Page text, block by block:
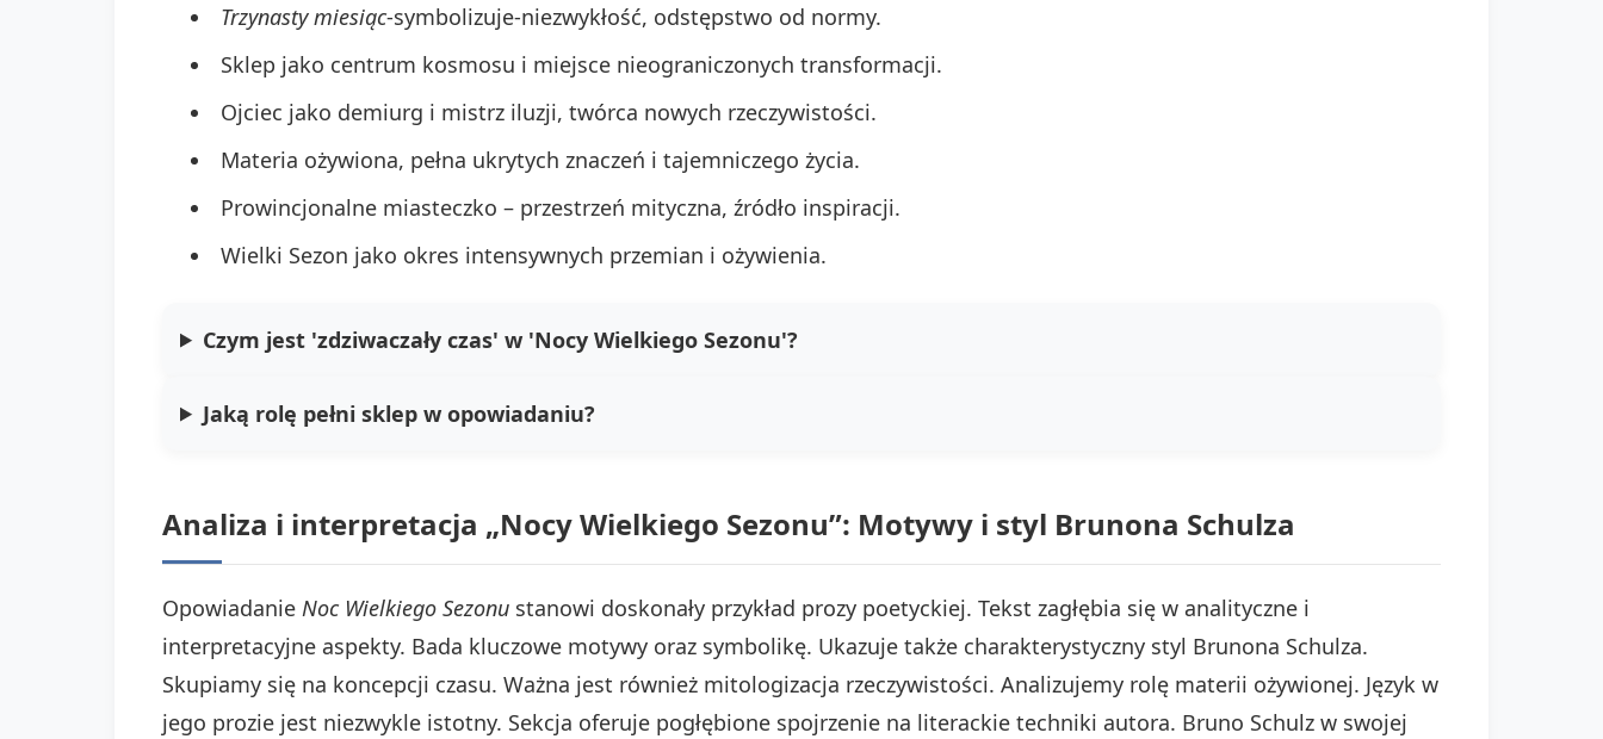
Trzynasty miesiąc-symbolizuje-niezwykłość, odstępstwo od normy.
Sklep jako centrum kosmosu i miejsce nieograniczonych transformacji.
Ojciec jako demiurg i mistrz iluzji, twórca nowych rzeczywistości.
Materia ożywiona, pełna ukrytych znaczeń i tajemniczego życia.
Prowincjonalne miasteczko – przestrzeń mityczna, źródło inspiracji.
Wielki Sezon jako okres intensywnych przemian i ożywienia.
Czym jest 'zdziwaczały czas' w 'Nocy Wielkiego Sezonu'?
Jaką rolę pełni sklep w opowiadaniu?
Analiza i interpretacja „Nocy Wielkiego Sezonu”: Motywy i styl Brunona Schulza
Opowiadanie Noc Wielkiego Sezonu stanowi doskonały przykład prozy poetyckiej. Tekst zagłębia się w analityczne i
interpretacyjne aspekty. Bada kluczowe motywy oraz symbolikę. Ukazuje także charakterystyczny styl Brunona Schulza.
Skupiamy się na koncepcji czasu. Ważna jest również mitologizacja rzeczywistości. Analizujemy rolę materii ożywionej. Język w
jego prozie jest niezwykle istotny. Sekcja oferuje pogłębione spojrzenie na literackie techniki autora. Bruno Schulz w swojej